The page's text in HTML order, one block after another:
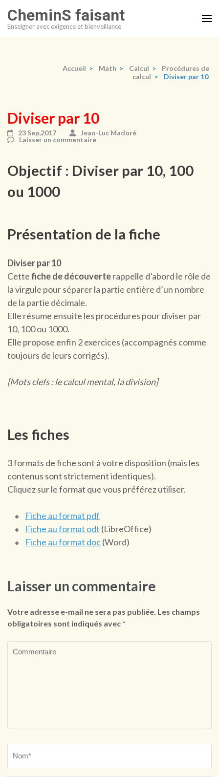
au
contenu
CheminS faisant
Enseigner avec exigence et bienveillance
Accueil > Math > Calcul >
Procédures de
calcul > Diviser par 10
Diviser par 10
23 Sep,2017
Jean-Luc Madoré
Laisser un commentaire
Objectif : Diviser par 10, 100
ou 1000
Présentation de la fiche
Diviser par 10
Cettefiche de découverterappelle d’abord le rôle de
la virgule pour séparer la partie entière d’un nombre
de la partie décimale.
Elle résume ensuite les procédures pour diviser par
10, 100 ou 1000.
Elle propose enfin 2 exercices (accompagnés comme
toujours de leurs corrigés).
[Mots clefs : le calcul mental, la division]
Les fiches
3 formats de fiche sont à votre disposition (mais les
contenus sont strictement identiques).
Cliquez sur le format que vous préférez utiliser.
Fiche au format pdf
Fiche au format odt (LibreOffice)
Fiche au format doc(Word)
Laisser un commentaire
Votre adresse e-mail ne sera pas publiée. Les champs
obligatoires sont indiqués avec *